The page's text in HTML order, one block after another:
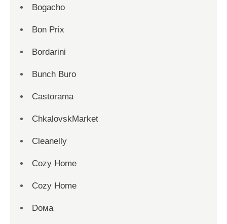
Bogacho
Bon Prix
Bordarini
Bunch Buro
Castorama
ChkalovskMarket
Cleanelly
Cozy Home
Cozy Home
Dома